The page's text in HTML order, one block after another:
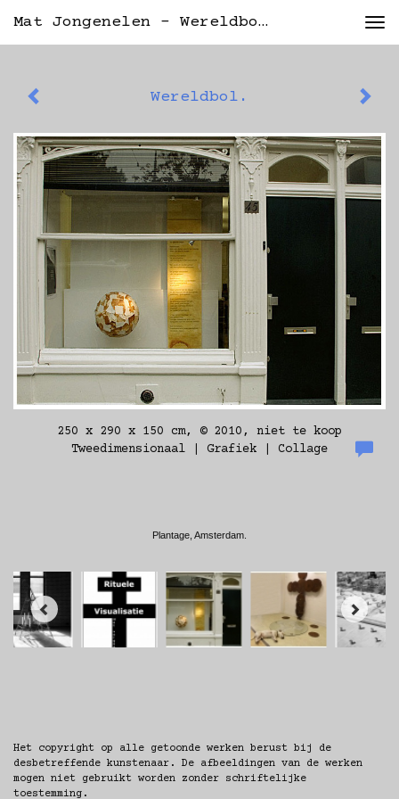
Mat Jongenelen - Wereldbol.
Wereldbol.
250 x 290 x 150 cm, © 2010, niet te koop
Tweedimensionaal | Grafiek | Collage
Plantage, Amsterdam.
Het copyright op alle getoonde werken berust bij de
desbetreffende kunstenaar. De afbeeldingen van de werken
mogen niet gebruikt worden zonder schriftelijke
toestemming.